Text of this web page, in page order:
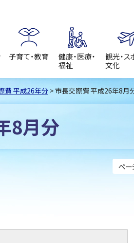
子育て・教育
健康・医療・
福祉
観光・ス
文化
費 平成26年分 > 市長交際費 平成26年8月
8月分
ペー